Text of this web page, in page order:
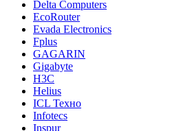
Delta Computers
EcoRouter
Evada Electronics
Fplus
GAGARIN
Gigabyte
H3C
Helius
ICL Техно
Infotecs
Inspur